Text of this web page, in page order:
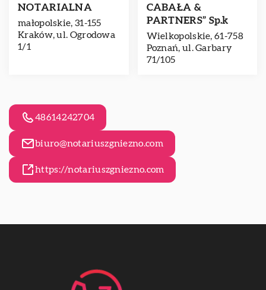
NOTARIALNA
małopolskie, 31-155
Kraków, ul. Ogrodowa
1/1
CABAŁA &
PARTNERS” Sp.k
Wielkopolskie, 61-758
Poznań, ul. Garbary
71/105
48614242704
biuro@notariuszgniezno.com
https://notariuszgniezno.com